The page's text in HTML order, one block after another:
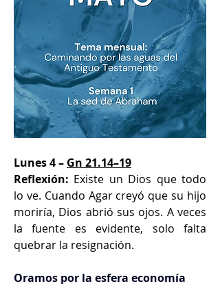
Lunes 4 – Gn 21.14–19
Reflexión: Existe un Dios que todo
lo ve. Cuando Agar creyó que su hijo
moriría, Dios abrió sus ojos. A veces
la fuente es evidente, solo falta
quebrar la resignación.
Oramos por la esfera economía